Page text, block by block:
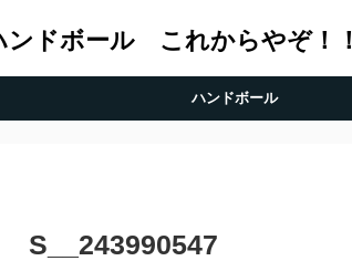
ンドボール これからやぞ！！
ハンドボール
S__243990547